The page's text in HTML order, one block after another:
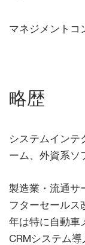
マネジメントコ
略歴
システムインテ
ーム、外資系ソ
製造業・流通サ
フターセールス
年は特に自動車
CRMシステム